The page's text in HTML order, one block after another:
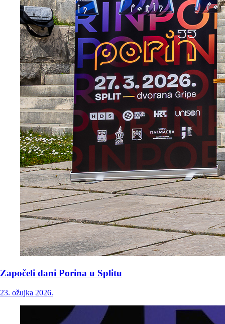
Započeli dani Porina u Splitu
23. ožujka 2026.